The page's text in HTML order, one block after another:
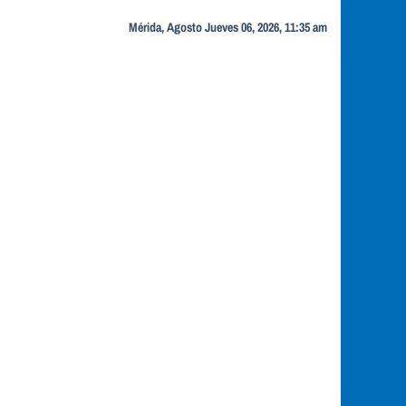
Mérida, Agosto Jueves 06, 2026, 11:35 am